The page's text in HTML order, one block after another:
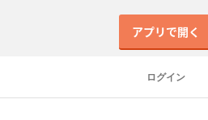
ログイン
アプリで開く